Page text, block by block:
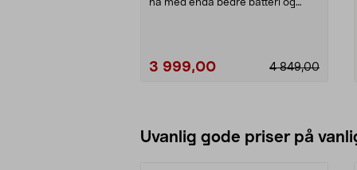
nå med enda bedre batteri og
4 849,00
3 999,00
Uvanlig gode priser på